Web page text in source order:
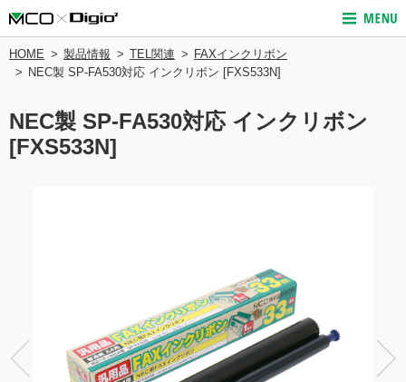
HOME 製品情報 TEL関連
FAXインクリボン
NEC製 SP-FA530対応 インクリボン [FXS533N]
NEC製 SP-FA530対応 インクリボン
[FXS533N]